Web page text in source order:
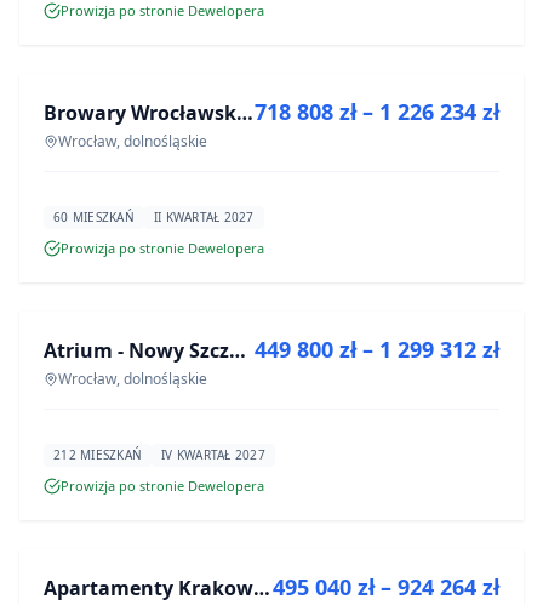
Prowizja po stronie Dewelopera
INWESTYCJA Browary Wrocławskie bud BR1, BR2
Wrocław, dolnośląskie
718 808 zł – 1 226 234 zł
60 MIESZKAŃ II KWARTAŁ 2027
Prowizja po stronie Dewelopera
INWESTYCJA Atrium - Nowy Szczepin
Wrocław, dolnośląskie
449 800 zł – 1 299 312 zł
212 MIESZKAŃ IV KWARTAŁ 2027
Prowizja po stronie Dewelopera
INWESTYCJA Apartamenty Krakowska 8495 040 zł – 924 264 zł